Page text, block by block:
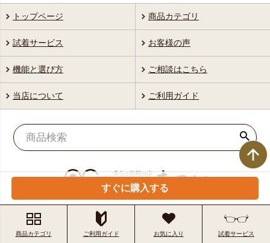
トップページ 商品カテゴリ
試着サービス お客様の声
機能と選び方 ご相談はこちら
当店について ご利用ガイド
特定商取引法に基づく表示 個人情報の取扱いについて
すぐに購入する
商品カテゴリ ご利用ガイド お気に入り 試着サービス